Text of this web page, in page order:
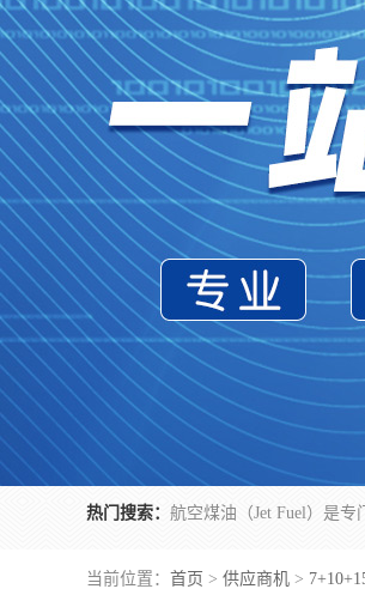
热门搜索：
当前位置： 首页 > 供应商机 >